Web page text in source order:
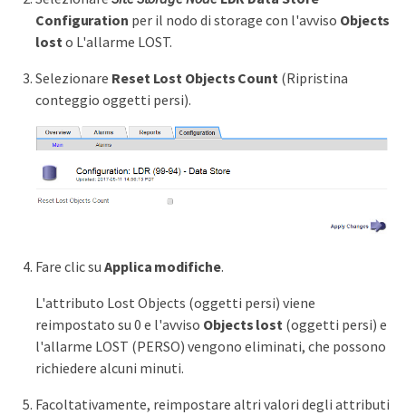
Configuration per il nodo di storage con l'avviso Objects
lost o L'allarme LOST.
Selezionare Reset Lost Objects Count (Ripristina
conteggio oggetti persi).
Fare clic su Applica modifiche.
L'attributo Lost Objects (oggetti persi) viene
reimpostato su 0 e l'avviso Objects lost (oggetti persi) e
l'allarme LOST (PERSO) vengono eliminati, che possono
richiedere alcuni minuti.
Facoltativamente, reimpostare altri valori degli attributi